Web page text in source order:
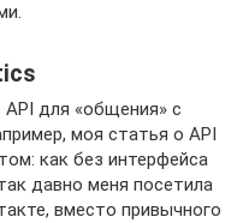
для «общения» с
моя статья о API
как без интерфейса
давно меня посетила
вместо привычного